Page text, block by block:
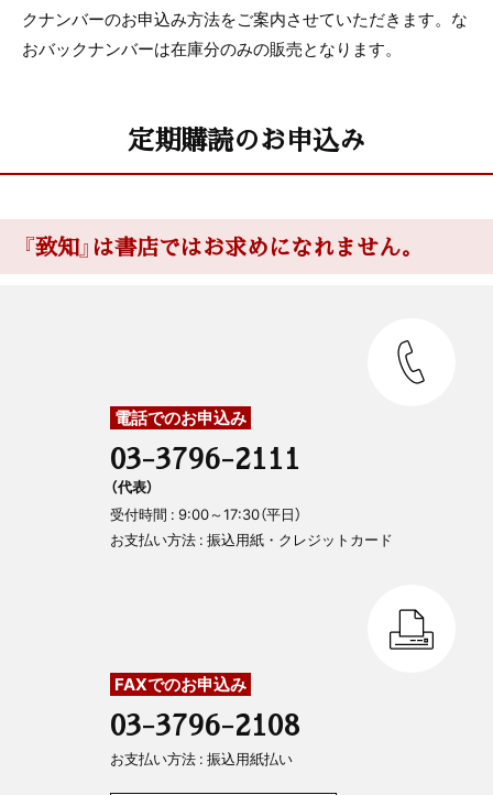
クナンバーのお申込み方法をご案内させていただきます。な
おバックナンバーは在庫分のみの販売となります。
定期購読のお申込み
『致知』は書店ではお求めになれません。
電話でのお申込み
03-3796-2111
（代表）
受付時間 : 9:00～17:30（平日）
お支払い方法 : 振込用紙・クレジットカード
FAXでのお申込み
03-3796-2108
お支払い方法 : 振込用紙払い